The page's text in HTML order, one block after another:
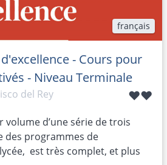
français
- Cours pour
- Niveau Terminale
♥♥
del Rey
volume d’une série de trois
des programmes de
est très complet, et plus